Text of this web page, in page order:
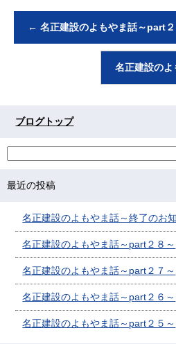
← 名正建設のよもやま話～part２
名正建設の
ブログトップ
最近の投稿
名正建設のよもやま話～終了のお
名正建設のよもやま話～part２８～
名正建設のよもやま話～part２７～
名正建設のよもやま話～part２６～
名正建設のよもやま話～part２５～